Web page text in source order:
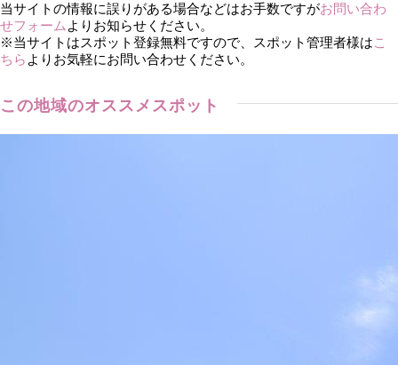
当サイトの情報に誤りがある場合などはお手数ですがお問い合わ
せフォーム よりお知らせください。
※当サイトはスポット登録無料ですので、スポット管理者様はこ
ちら よりお気軽にお問い合わせください。
この地域のオススメスポット